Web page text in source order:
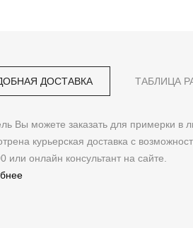
ДОСТАВКА
Вы можете заказать для примерки в
курьерская доставка с
или онлайн консультант на сайте.
ТАБЛИЦА